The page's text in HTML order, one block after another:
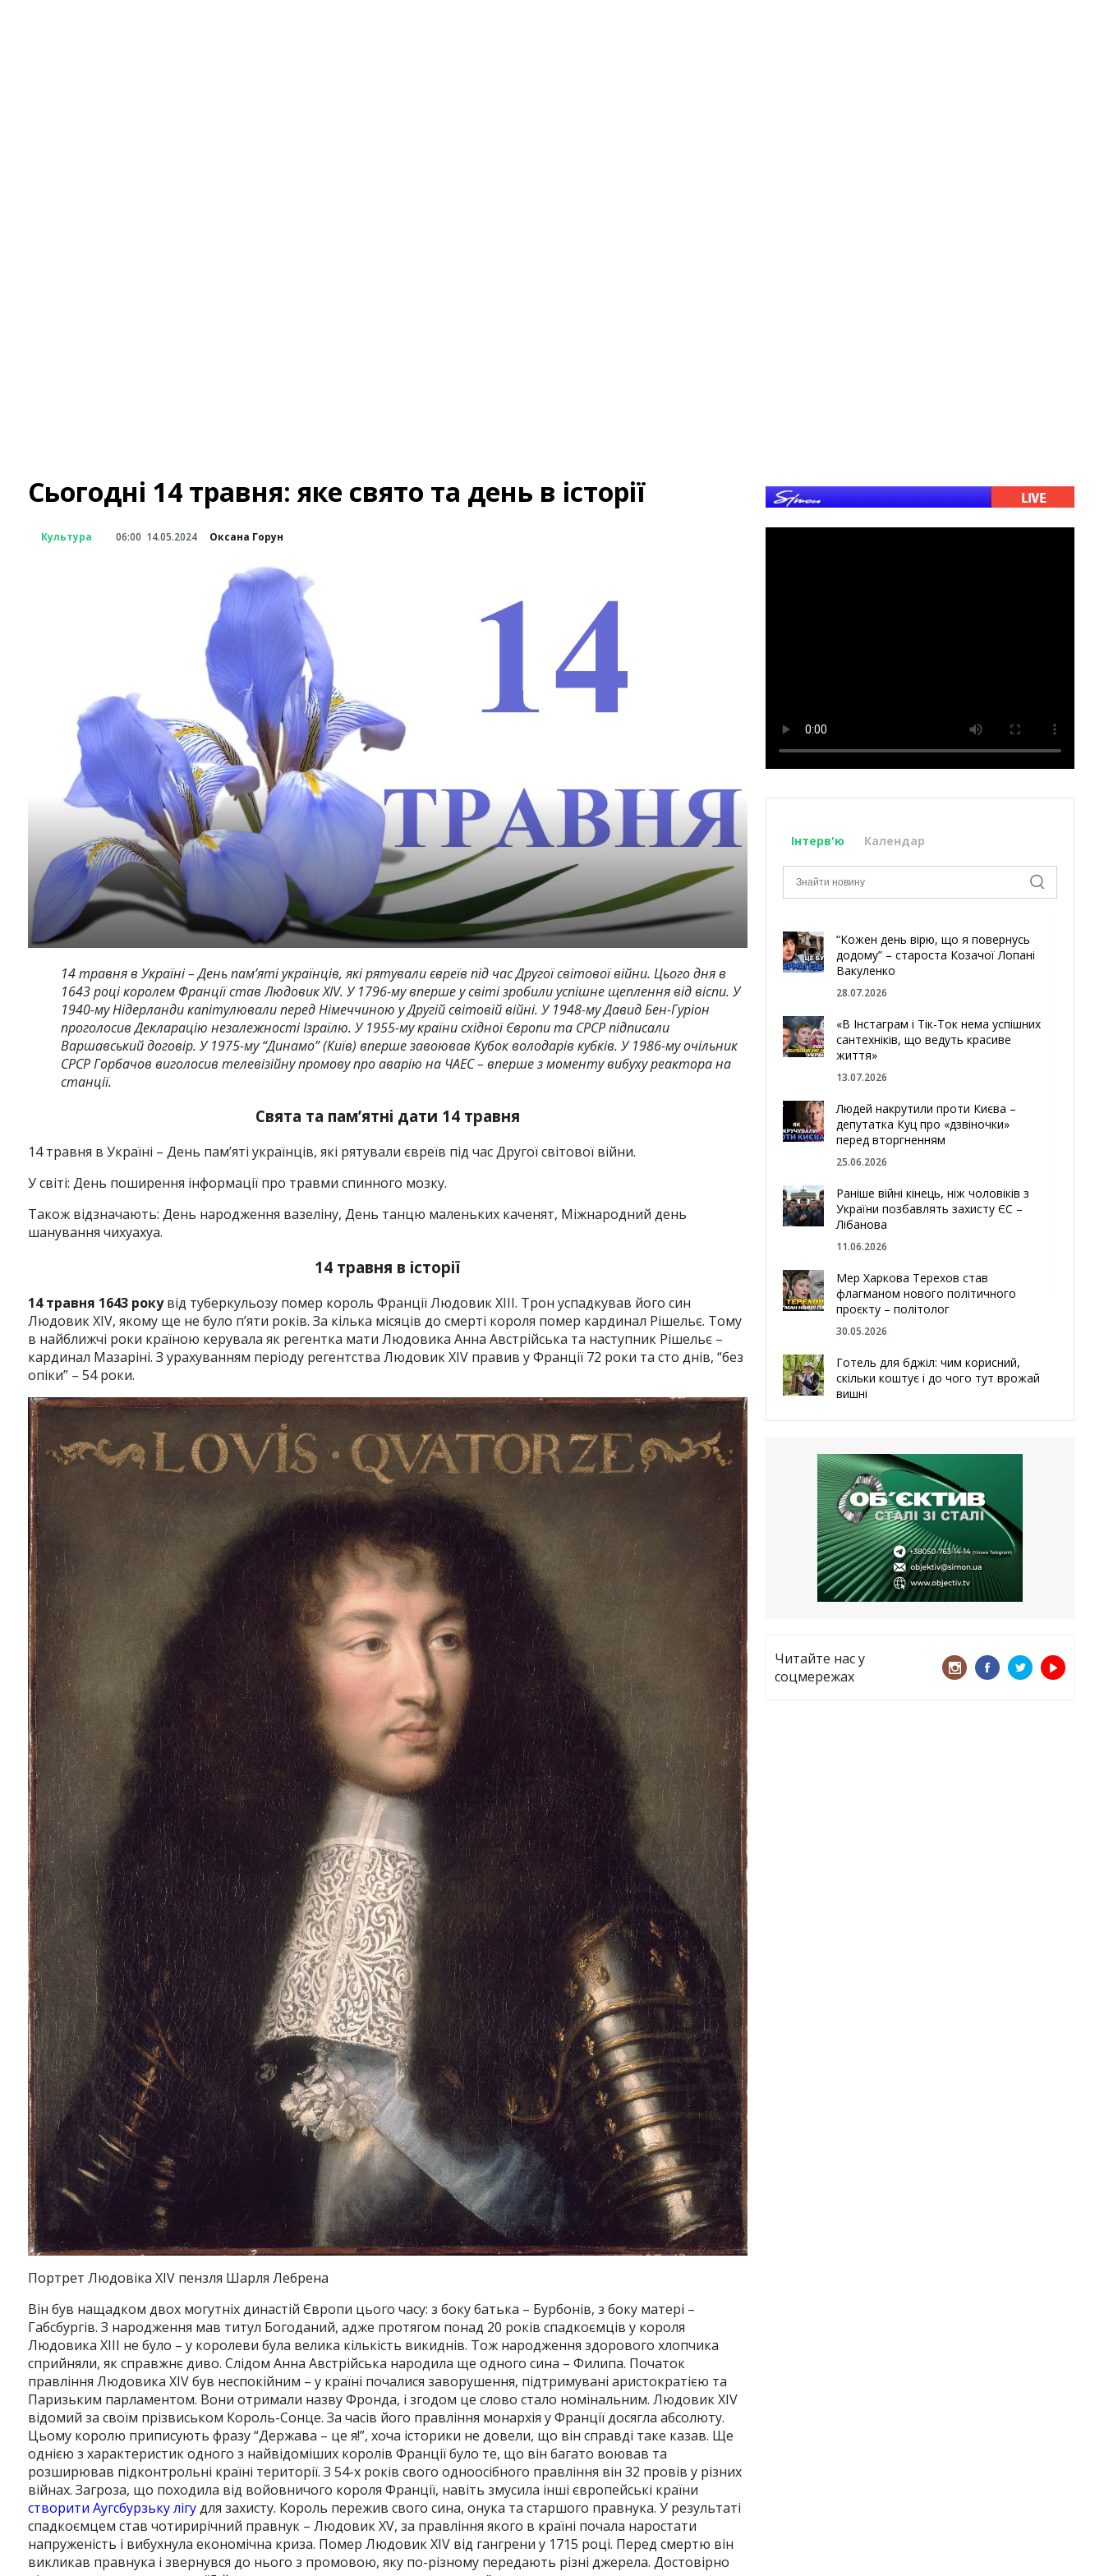
Сьогодні 14 травня: яке свято та день в історії
Культура 06:00 14.05.2024 Оксана Горун
14 травня в Україні – День пам’яті українців, які рятували євреїв під час Другої світової війни. Цього дня в
1643 році королем Франції став Людовик XIV. У 1796-му вперше у світі зробили успішне щеплення від віспи. У
1940-му Нідерланди капітулювали перед Німеччиною у Другій світовій війні. У 1948-му Давид Бен-Гуріон
проголосив Декларацію незалежності Ізраїлю. У 1955-му країни східної Європи та СРСР підписали
Варшавський договір. У 1975-му “Динамо” (Київ) вперше завоював Кубок володарів кубків. У 1986-му очільник
СРСР Горбачов виголосив телевізійну промову про аварію на ЧАЕС – вперше з моменту вибуху реактора на
станції.
Свята та пам’ятні дати 14 травня
14 травня в Україні – День пам’яті українців, які рятували євреїв під час Другої світової війни.
У світі: День поширення інформації про травми спинного мозку.
Також відзначають: День народження вазеліну, День танцю маленьких каченят, Міжнародний день
шанування чихуахуа.
14 травня в історії
14 травня 1643 рокувід туберкульозу помер король Франції Людовик XIII. Трон успадкував його син
Людовик XIV, якому ще не було п’яти років. За кілька місяців до смерті короля помер кардинал Рішельє. Тому
в найближчі роки країною керувала як регентка мати Людовика Анна Австрійська та наступник Рішельє –
кардинал Мазаріні. З урахуванням періоду регентства Людовик XIV правив у Франції 72 роки та сто днів, “без
опіки” – 54 роки.
Портрет Людовіка XIV пензля Шарля Лебрена
Він був нащадком двох могутніх династій Європи цього часу: з боку батька – Бурбонів, з боку матері –
Габсбургів. З народження мав титул Богоданий, адже протягом понад 20 років спадкоємців у короля
Людовика XIII не було – у королеви була велика кількість викиднів. Тож народження здорового хлопчика
сприйняли, як справжнє диво. Слідом Анна Австрійська народила ще одного сина – Филипа. Початок
правління Людовика XIV був неспокійним – у країні почалися заворушення, підтримувані аристократією та
Паризьким парламентом. Вони отримали назву Фронда, і згодом це слово стало номінальним. Людовик XIV
відомий за своїм прізвиськом Король-Сонце. За часів його правління монархія у Франції досягла абсолюту.
Цьому королю приписують фразу “Держава – це я!”, хоча історики не довели, що він справді таке казав. Ще
однією з характеристик одного з найвідоміших королів Франції було те, що він багато воював та
розширював підконтрольні країні території. З 54-х років свого одноосібного правління він 32 провів у різних
війнах. Загроза, що походила від войовничого короля Франції, навіть змусила інші європейські країни
створити Аугсбурзьку лігудля захисту. Король пережив свого сина, онука та старшого правнука. У результаті
спадкоємцем став чотирирічний правнук – Людовик XV, за правління якого в країні почала наростати
напруженість і вибухнула економічна криза. Помер Людовик XIV від гангрени у 1715 році. Перед смертю він
викликав правнука і звернувся до нього з промовою, яку по-різному передають різні джерела. Достовірно
Інтерв'ю Календар
“Кожен день вірю, що я повернусь
додому” – староста Козачої Лопані
Вакуленко
28.07.2026
«В Інстаграм і Тік-Ток нема успішних
сантехніків, що ведуть красиве
життя»
13.07.2026
Людей накрутили проти Києва –
депутатка Куц про «дзвіночки»
перед вторгненням
25.06.2026
Раніше війні кінець, ніж чоловіків з
України позбавлять захисту ЄС –
Лібанова
11.06.2026
Мер Харкова Терехов став
флагманом нового політичного
проєкту – політолог
30.05.2026
Готель для бджіл: чим корисний,
скільки коштує і до чого тут врожай
вишні
Чугуєва, міста, яке встояло попри
все
21.05.2026
«ТЦК порушує закон? Нехай
платять!» Як завдяки штрафу жінку
виключили з обліку
15.05.2026
Читайте нас у
соцмережах
Instagram
FacebookTwitterYoutube